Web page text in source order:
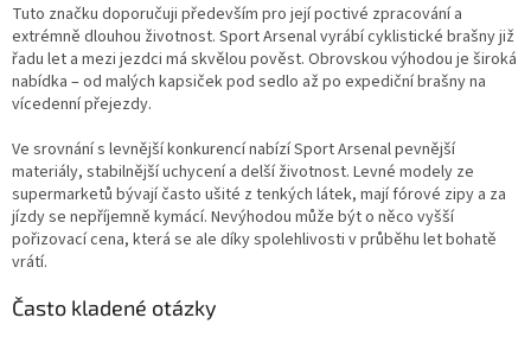
Tuto značku doporučuji především pro její poctivé zpracování a
extrémně dlouhou životnost. Sport Arsenal vyrábí cyklistické brašny již
řadu let a mezi jezdci má skvělou pověst. Obrovskou výhodou je široká
nabídka – od malých kapsiček pod sedlo až po expediční brašny na
vícedenní přejezdy.
Ve srovnání s levnější konkurencí nabízí Sport Arsenal pevnější
materiály, stabilnější uchycení a delší životnost. Levné modely ze
supermarketů bývají často ušité z tenkých látek, mají fórové zipy a za
jízdy se nepříjemně kymácí. Nevýhodou může být o něco vyšší
pořizovací cena, která se ale díky spolehlivosti v průběhu let bohatě
vrátí.
Často kladené otázky